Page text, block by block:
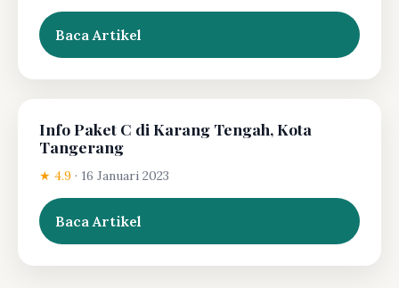
Baca Artikel
Info Paket C di Karang Tengah, Kota
Tangerang
★ 4.9 · 16 Januari 2023
Baca Artikel